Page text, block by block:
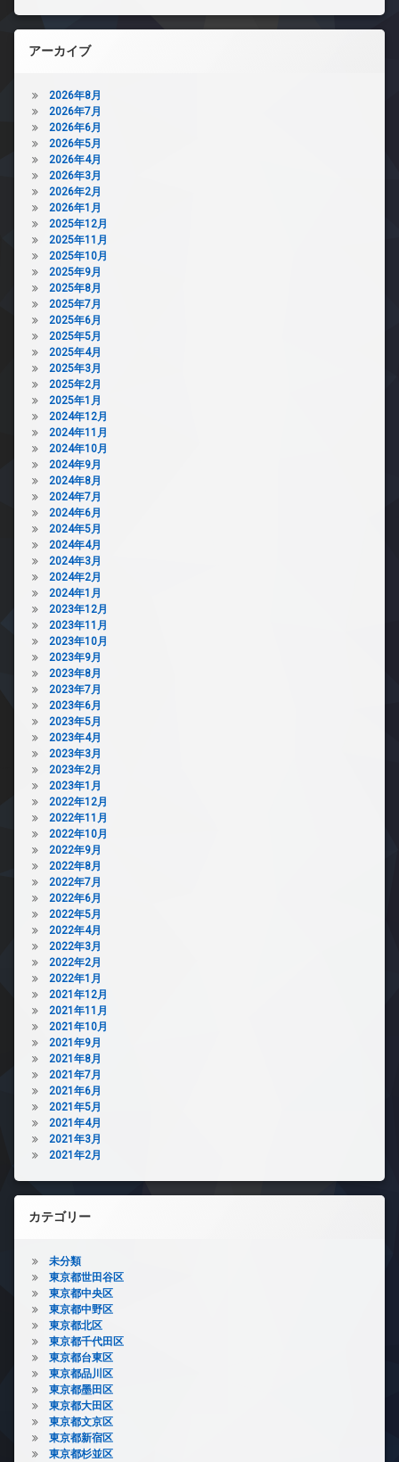
アーカイブ
2026年8月
2026年7月
2026年6月
2026年5月
2026年4月
2026年3月
2026年2月
2026年1月
2025年12月
2025年11月
2025年10月
2025年9月
2025年8月
2025年7月
2025年6月
2025年5月
2025年4月
2025年3月
2025年2月
2025年1月
2024年12月
2024年11月
2024年10月
2024年9月
2024年8月
2024年7月
2024年6月
2024年5月
2024年4月
2024年3月
2024年2月
2024年1月
2023年12月
2023年11月
2023年10月
2023年9月
2023年8月
2023年7月
2023年6月
2023年5月
2023年4月
2023年3月
2023年2月
2023年1月
2022年12月
2022年11月
2022年10月
2022年9月
2022年8月
2022年7月
2022年6月
2022年5月
2022年4月
2022年3月
2022年2月
2022年1月
2021年12月
2021年11月
2021年10月
2021年9月
2021年8月
2021年7月
2021年6月
2021年5月
2021年4月
2021年3月
2021年2月
カテゴリー
未分類
東京都世田谷区
東京都中央区
東京都中野区
東京都北区
東京都千代田区
東京都台東区
東京都品川区
東京都墨田区
東京都大田区
東京都文京区
東京都新宿区
東京都杉並区